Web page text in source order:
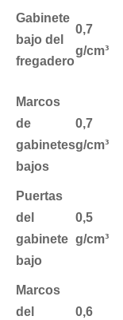
Gabinete
bajo del
fregadero
0,7
g/cm³
Marcos
de
gabinetes
bajos
0,7
g/cm³
Puertas
del
gabinete
bajo
0,5
g/cm³
Marcos
del
0,6